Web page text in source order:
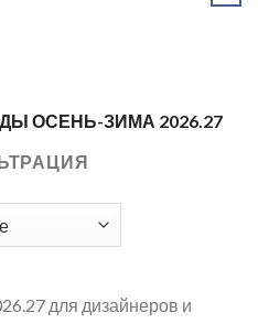
ОСЕНЬ-ЗИМА 2026.27
для дизайнеров и